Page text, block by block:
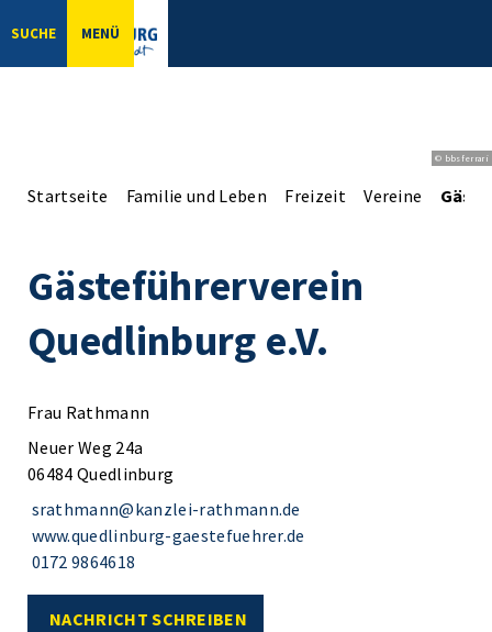
SUCHE MENÜ
© bbsferrari
Startseite Familie und Leben Freizeit Vereine
Gästeführerverein
Quedlinburg e.V.
Frau Rathmann
Neuer Weg 24a
06484 Quedlinburg
srathmann@kanzlei-rathmann.de
www.quedlinburg-gaestefuehrer.de
0172 9864618
NACHRICHT SCHREIBEN